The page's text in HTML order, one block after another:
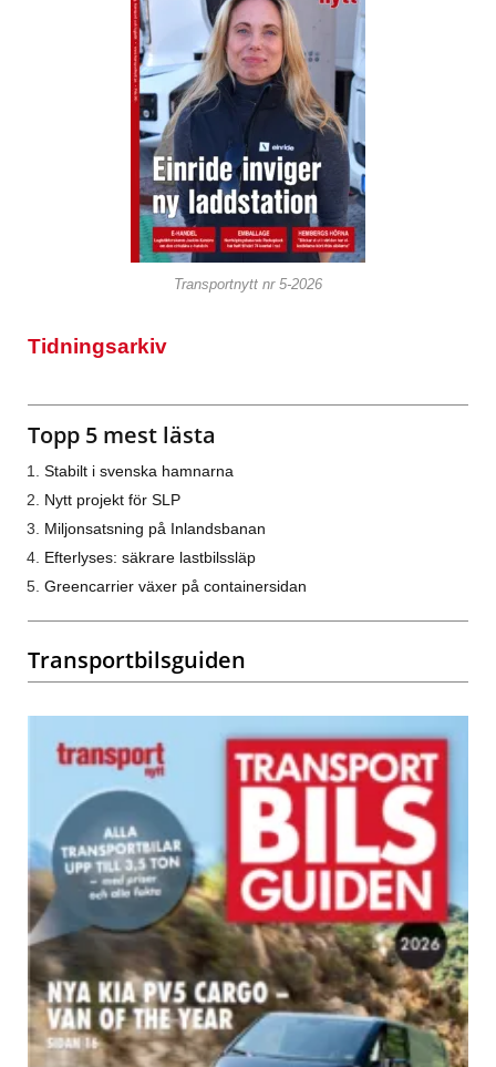
Transportnytt nr 5-2026
Tidningsarkiv
Topp 5 mest lästa
Stabilt i svenska hamnarna
Nytt projekt för SLP
Miljonsatsning på Inlandsbanan
Efterlyses: säkrare lastbilssläp
Greencarrier växer på containersidan
Transportbilsguiden